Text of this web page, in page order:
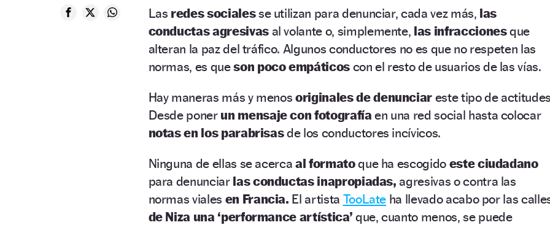
Las redes socialesse utilizan para denunciar, cada vez más, las
conductas agresivasal volante o, simplemente, las infraccionesque
alteran la paz del tráfico. Algunos conductores no es que no respeten las
normas, es queson poco empáticoscon el resto de usuarios de las vías.
Hay maneras más y menosoriginales de denunciar este tipo de
Desde poner un mensaje con fotografía en una red social hasta colocar
notas en los parabrisasde los conductores incívicos.
Ninguna de ellas se acercaal formatoque ha escogidoeste ciudadano
para denunciar las conductas inapropiadas, agresivas o contra las
normas viales en Francia. El artista TooLate ha llevado acabo por las
de Niza una ‘performance artística’ que, cuanto menos, se puede